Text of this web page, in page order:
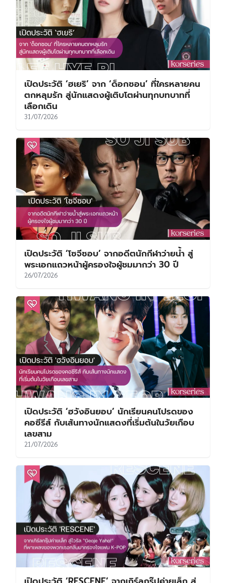
เปิดประวัติ ‘ฮเยริ’ จาก ‘ด็อกซอน’ ที่ใครหลายคน
ตกหลุมรัก สู่นักแสดงผู้เติบโตผ่านทุกบทบาทที่
เลือกเดิน
31/07/2026
เปิดประวัติ ‘โซจีซอบ’ จากอดีตนักกีฬาว่ายน้ำ สู่
พระเอกแถวหน้าผู้ครองใจผู้ชมมากว่า 30 ปี
26/07/2026
เปิดประวัติ ‘ฮวังอินยอบ’ นักเรียนคนโปรดของ
คอซีรีส์ กับเส้นทางนักแสดงที่เริ่มต้นในวัยเกือบ
เลขสาม
21/07/2026